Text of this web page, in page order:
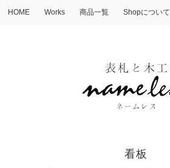
HOME Works 商品一覧 Shopについて
看板